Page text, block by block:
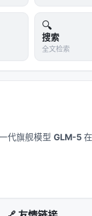
：用户行为稀疏
推理成本与幻觉风
」扩展为「可迭
率、多跳推理链完
据 | 训练/索引是
预算多少？检
CTR/满意度？ |
名单、对抗检测、
评估：索引更新
🔍
搜索
全文检索
代旗舰模型 GLM-5